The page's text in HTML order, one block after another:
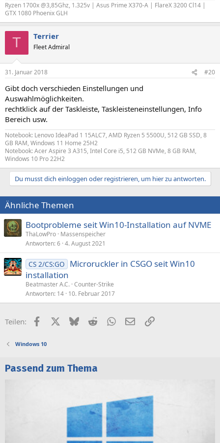
Ryzen 1700x @3,85Ghz, 1.325v | Asus Prime X370-A | FlareX 3200 Cl14 |
GTX 1080 Phoenix GLH
T Terrier
Fleet Admiral
31. Januar 2018 #20
Gibt doch verschieden Einstellungen und
Auswahlmöglichkeiten.
rechtklick auf der Taskleiste, Taskleisteneinstellungen, Info
Bereich usw.
Notebook: Lenovo IdeaPad 1 15ALC7, AMD Ryzen 5 5500U, 512 GB SSD, 8
GB RAM, Windows 11 Home 25H2
Notebook: Acer Aspire 3 A315, Intel Core i5, 512 GB NVMe, 8 GB RAM,
Windows 10 Pro 22H2
Du musst dich einloggen oder registrieren, um hier zu antworten.
Ähnliche Themen
Bootprobleme seit Win10-Installation auf NVME
ThaLowPro Massenspeicher
Antworten 6 4. August 2021
CS 2/CS:GO
Microruckler in CSGO seit Win10
installation
Beatmaster A.C. Counter-Strike
Antworten 14 10. Februar 2017
Teilen: FacebookX (Twitter)
BlueskyRedditWhatsApp
E-MailLink
Windows 10
Passend zum Thema